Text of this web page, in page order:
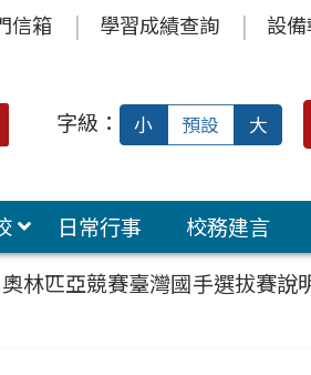
信箱 學習成績查詢 設
搜
字級： 小 預設 大
日常行事
校務建言
林匹亞競賽臺灣國手選拔賽說